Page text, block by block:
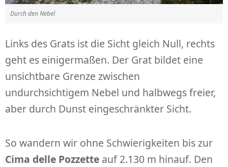
Durch den Nebel
Links des Grats ist die Sicht gleich Null, rechts
geht es einigermaßen. Der Grat bildet eine
unsichtbare Grenze zwischen
undurchsichtigem Nebel und halbwegs freier,
aber durch Dunst eingeschränkter Sicht.
So wandern wir ohne Schwierigkeiten bis zur
Cima delle Pozzette auf 2.130 m hinauf. Den